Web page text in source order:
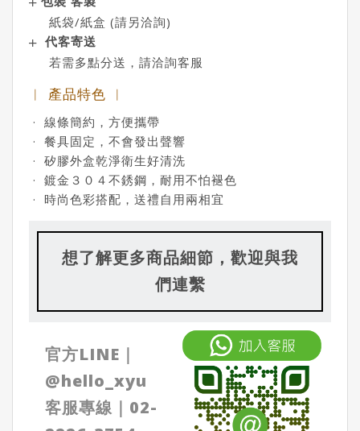
紙袋/紙盒 (請另洽詢)
代客寄送
若需多點分送，請洽詢客服
︱ 產品特色 ︱
· 線條簡約，方便攜帶
· 餐具固定，不會發出聲響
· 矽膠外盒乾淨衛生好清洗
· 鍍金３０４不銹鋼，耐用不怕褪色
· 時尚色彩搭配，送禮自用兩相宜
想了解更多商品細節，歡迎與我
們連繫
官方LINE｜
@hello_xyu
客服專線｜ 02-